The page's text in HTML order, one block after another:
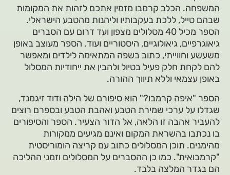
המשפחה. הכלב קרמבו מזמין אתכם לזהות את המקומות
שבהם טייל, ללכת בעקבותיו וליהנות מהטבע הישראלי.
הספר מכיל 40 מסלולים מצפון ועד דרום עם הסברים
גיאוגרפיים, גיאולוגיים, היסטוריים ועוד. הספר מעוצב באופן
משעשע וחווייתי, כתוב בשפה המתאימה לילדים ומאפשר
להם לקחת חלק פעיל בטיול ולהבין את ייחודיות המסלול
באופן עצמאי וללא תיווך ההורה.
הספר "איפה קרמבו?" הוא סיפורם של הילה ודוד זיגמנד,
שגדלו על ערכי שמירת הטבע ואהבת הטבע ובספרם רוצים
להעביר אהבה זו הלאה, אל הדור הצעיר. הספר והסיפורים
בו נכתבו בהשראת המקום ואינם מגיעים ממקורות
מהימנים. תוכן המסלולים כתוב עם קריצה הומוריסטית
"קרמבואית". כמו כן ההסברים על המסלולים וזמני ההליכה
הם בגדר המלצה בלבד.